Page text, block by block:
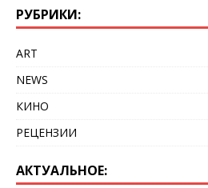
РУБРИКИ:
ART
NEWS
КИНО
РЕЦЕНЗИИ
АКТУАЛЬНОЕ: